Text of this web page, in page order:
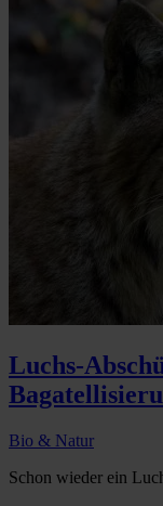
Luchs-
Bio & Natur
Schon wieder ein